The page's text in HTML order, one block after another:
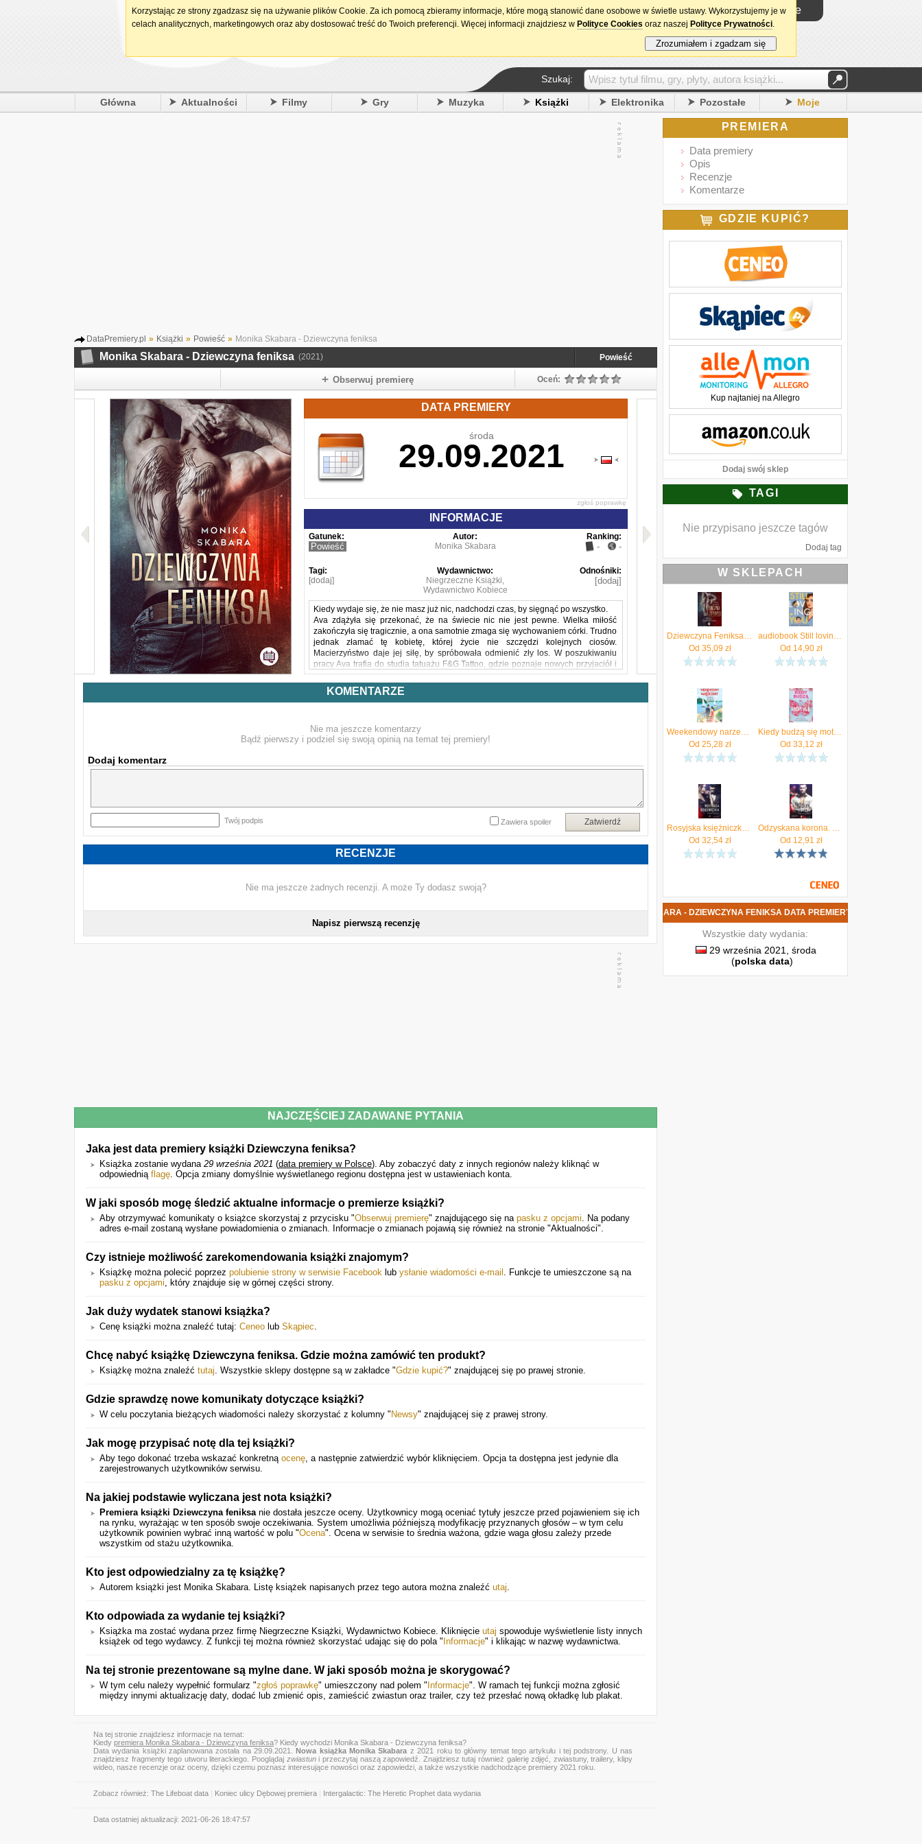
15. urodziny DataPremiery.pl Logowanie
Szukaj:
Główna Aktualności Filmy Gry Muzyka Książki Elektronika Pozostałe Moje
DataPremiery.pl » Książki » Powieść » Monika Skabara - Dziewczyna feniksa
Monika Skabara - Dziewczyna feniksa (2021) Powieść
Obserwuj premierę Oceń:
DATA PREMIERY
środa
29.09.2021
zgłoś poprawkę
INFORMACJE
Gatunek:
Powieść
Autor:
Monika Skabara
Ranking:
- -
Tagi:
[dodaj]
Wydawnictwo:
Niegrzeczne Książki,
Wydawnictwo Kobiece
Odnośniki:
[dodaj]
Kiedy wydaje się, że nie masz już nic, nadchodzi czas, by sięgnąć po wszystko.
Ava zdążyła się przekonać, że na świecie nic nie jest pewne. Wielka miłość
zakończyła się tragicznie, a ona samotnie zmaga się wychowaniem córki. Trudno
jednak złamać tę kobietę, której życie nie szczędzi kolejnych ciosów.
Macierzyństwo daje jej siłę, by spróbowała odmienić zły los. W poszukiwaniu
pracy Ava trafia do studia tatuażu F&G Tattoo, gdzie poznaje nowych przyjaciół i
znajduje swoje miejsce na ziemi.
Wszystko się komplikuje, kiedy do studia powraca trzeci właściciel, Finn. Zarówno
on, jak i jego nowa pracownica mają wyjątkowo twarde charaktery, co nie
wskaże im drogę do odnalezienia siebie nawzajem, czy raczej spali w popiołach
otaczających ich tajemnic?
KOMENTARZE
Nie ma jeszcze komentarzy
Bądź pierwszy i podziel się swoją opinią na temat tej premiery!
Dodaj komentarz
Twój podpis Zatwierdź
Zawiera spoiler
RECENZJE
Nie ma jeszcze żadnych recenzji. A może Ty dodasz swoją?
Napisz pierwszą recenzję
NAJCZĘŚCIEJ ZADAWANE PYTANIA
Jaka jest data premiery książki Dziewczyna feniksa?
Książka zostanie wydana 29 września 2021 (data premiery w Polsce). Aby zobaczyć daty z innych regionów należy kliknąć w
odpowiednią flagę. Opcja zmiany domyślnie wyświetlanego regionu dostępna jest w ustawieniach konta.
W jaki sposób mogę śledzić aktualne informacje o premierze książki?
Aby otrzymywać komunikaty o książce skorzystaj z przycisku "Obserwuj premierę" znajdującego się na pasku z opcjami. Na podany
adres e-mail zostaną wysłane powiadomienia o zmianach. Informacje o zmianach pojawią się również na stronie "Aktualności".
Czy istnieje możliwość zarekomendowania książki znajomym?
Książkę można polecić poprzez polubienie strony w serwisie Facebook lub ysłanie wiadomości e-mail . Funkcje te umieszczone są na
pasku z opcjami, który znajduje się w górnej części strony.
Jak duży wydatek stanowi książka?
Cenę książki można znaleźć tutaj: Ceneo lub Skąpiec.
Chcę nabyć książkę Dziewczyna feniksa. Gdzie można zamówić ten produkt?
Książkę można znaleźć tutaj. Wszystkie sklepy dostępne są w zakładce "Gdzie kupić?" znajdującej się po prawej stronie.
Gdzie sprawdzę nowe komunikaty dotyczące książki?
W celu poczytania bieżących wiadomości należy skorzystać z kolumny " Newsy" znajdującej się z prawej strony.
Jak mogę przypisać notę dla tej książki?
Aby tego dokonać trzeba wskazać konkretną ocenę, a następnie zatwierdzić wybór kliknięciem. Opcja ta dostępna jest jedynie dla
zarejestrowanych użytkowników serwisu.
Na jakiej podstawie wyliczana jest nota książki?
Premiera książki Dziewczyna feniksanie dostała jeszcze oceny. Użytkownicy mogą oceniać tytuły jeszcze przed pojawieniem się ich
na rynku, wyrażając w ten sposób swoje oczekiwania. System umożliwia późniejszą modyfikację przyznanych głosów – w tym celu
użytkownik powinien wybrać inną wartość w polu "Ocena". Ocena w serwisie to średnia ważona, gdzie waga głosu zależy przede
wszystkim od stażu użytkownika.
Kto jest odpowiedzialny za tę książkę?
Autorem książki jest Monika Skabara. Listę książek napisanych przez tego autora można znaleźć utaj.
Kto odpowiada za wydanie tej książki?
Książka ma zostać wydana przez firmę Niegrzeczne Książki, Wydawnictwo Kobiece. Kliknięcie utaj spowoduje wyświetlenie listy innych
książek od tego wydawcy. Z funkcji tej można również skorzystać udając się do pola " Informacje" i klikając w nazwę wydawnictwa.
Na tej stronie prezentowane są mylne dane. W jaki sposób można je skorygować?
W tym celu należy wypełnić formularz "zgłoś poprawkę" umieszczony nad polem " Informacje". W ramach tej funkcji można zgłosić
między innymi aktualizację daty, dodać lub zmienić opis, zamieścić zwiastun oraz trailer, czy też przesłać nową okładkę lub plakat.
Na tej stronie znajdziesz informacje na temat:
Kiedy premiera Monika Skabara - Dziewczyna feniksa? Kiedy wychodzi Monika Skabara - Dziewczyna feniksa?
Data wydania książki zaplanowana została na 29.09.2021.Nowa książka Monika Skabara z 2021 roku to główny temat tego artykułu i tej podstrony. U nas
znajdziesz fragmenty tego utworu literackiego. Pooglądaj zwiastuni przeczytaj naszą zapowiedź. Znajdziesz tutaj również galerię zdjęć, zwiastuny, trailery, klipy
wideo, nasze recenzje oraz oceny, dzięki czemu poznasz interesujące nowości oraz zapowiedzi, a także wszystkie nadchodzące premiery 2021 roku.
Zobacz również: The Lifeboat data Koniec ulicy Dębowej premiera Intergalactic: The Heretic Prophet data wydania
Data ostatniej aktualizacji: 2021-06-26 18:47:57
PREMIERA
Data premiery
Opis
Recenzje
Komentarze
GDZIE KUPIĆ?
Kup najtaniej na Allegro
Dodaj swój sklep
TAGI
Nie przypisano jeszcze tagów
Dodaj tag
W SKLEPACH
Dziewczyna Feniksa (Audiobook)
Od 35,09 zł
audiobook Still loving You - Monika Skabara
Od 14,90zł
Weekendowy narzeczony (Audiobook)
Od 25,28zł
Kiedy budzą się motyle (MOBI)
Od 33,12 zł
Rosyjska księżniczka. Dziedzictwo. Tom 1
Od 32,54zł
Odzyskana korona. Dziedzictwo. Tom 2
Od 12,91 zł
NOWA KSIĄŻKA MONIKA SKABARA - DZIEWCZYNA FENIKSA DATA PREMIERY
Wszystkie daty wydania:
29 września 2021, środa
(polska data)
Korzystając ze strony zgadzasz się na używanie plików Cookie. Za ich pomocą zbieramy informacje, które mogą stanowić dane osobowe w świetle ustawy. Wykorzystujemy je w
celach analitycznych, marketingowych oraz aby dostosować treść do Twoich preferencji. Więcej informacji znajdziesz w Polityce Cookies oraz naszej Polityce Prywatności.
Zrozumiałem i zgadzam się